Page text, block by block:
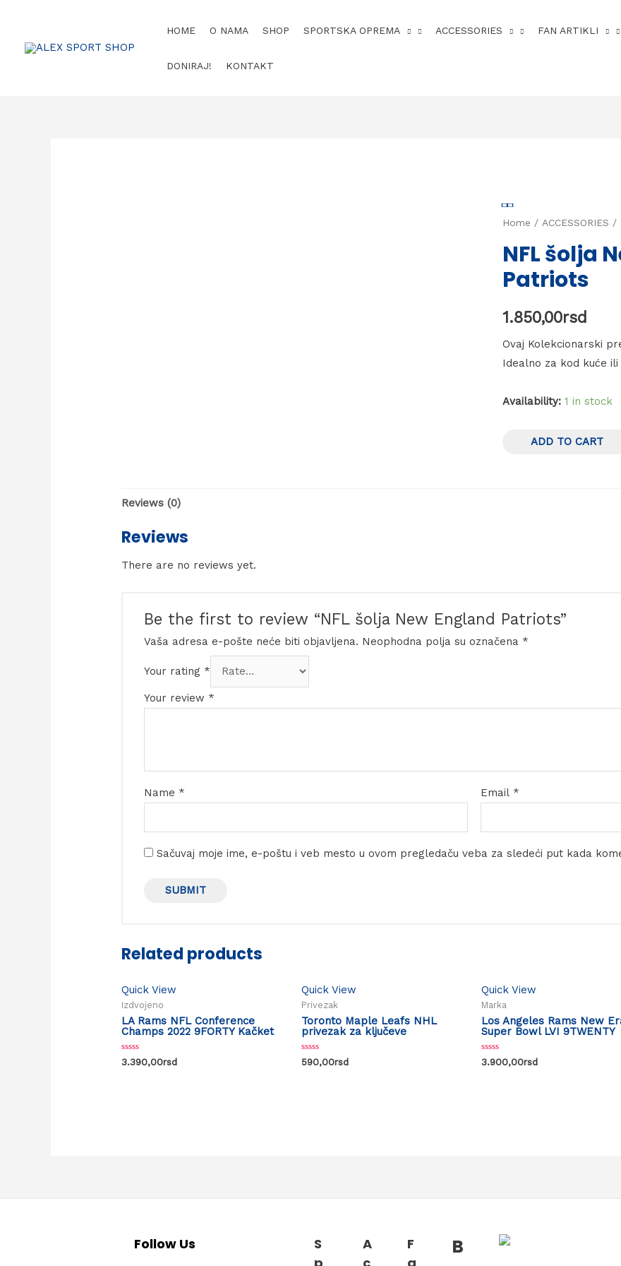
HOME O NAMA SHOP SPORTSKA OPREMA ACCESSORIES FAN ARTIKLI
DONIRAJ! KONTAKT
Home / ACCESSORIES /
NFL šolja
Patriots
1.850,00rsd
Ovaj Kolekcionarski
Idealno za kod kuće ili
Availability: 1 in stock
ADD TO CART
Reviews (0)
Reviews
There are no reviews yet.
Be the first to review “NFL šolja New England Patriots”
Vaša adresa e-pošte neće biti objavljena. Neophodna polja su označena *
Your rating *
Your review *
Name * Email *
Sačuvaj moje ime, e-poštu i veb mesto u ovom pregledaču veba za sledeći put kada
Related products
Quick View
Izdvojeno
LA Rams NFL Conference
Champs 2022 9FORTY Kačket
Rated
0
3.390,00rsd
Quick View
Privezak
Toronto Maple Leafs NHL
privezak za ključeve
Rated
0
590,00rsd
Quick View
Marka
Los Angeles Rams New
Super Bowl LVI 9TWENTY
Rated
0
3.900,00rsd
Follow Us
S
A
F
B